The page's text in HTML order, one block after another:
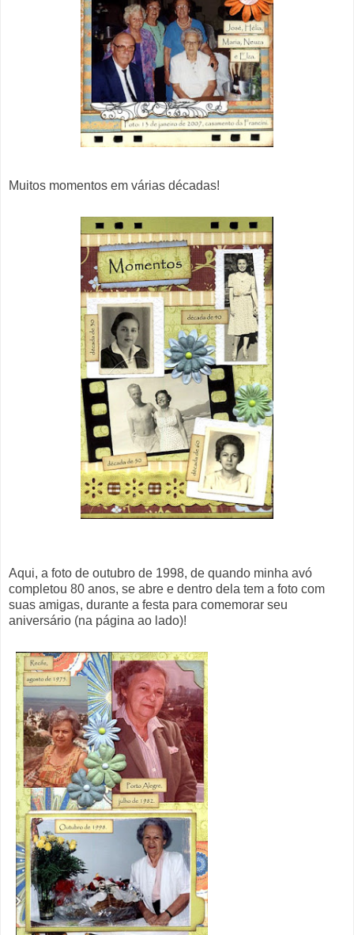
Muitos momentos em várias décadas!
Aqui, a foto de outubro de 1998, de quando minha avó
completou 80 anos, se abre e dentro dela tem a foto com
suas amigas, durante a festa para comemorar seu
aniversário (na página ao lado)!